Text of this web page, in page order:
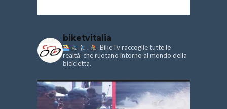
biketvitalia
.
BikeTv raccoglie tutte le
realtà’ che ruotano intorno al mondo della
bicicletta.